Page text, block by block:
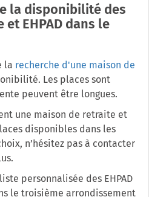
la disponibilité des
EHPAD dans le
la recherche d'une maison de
Les places sont
peuvent être longues.
une maison de retraite et
disponibles dans les
n’hésitez pas à contacter
personnalisée des EHPAD
le troisième arrondissement